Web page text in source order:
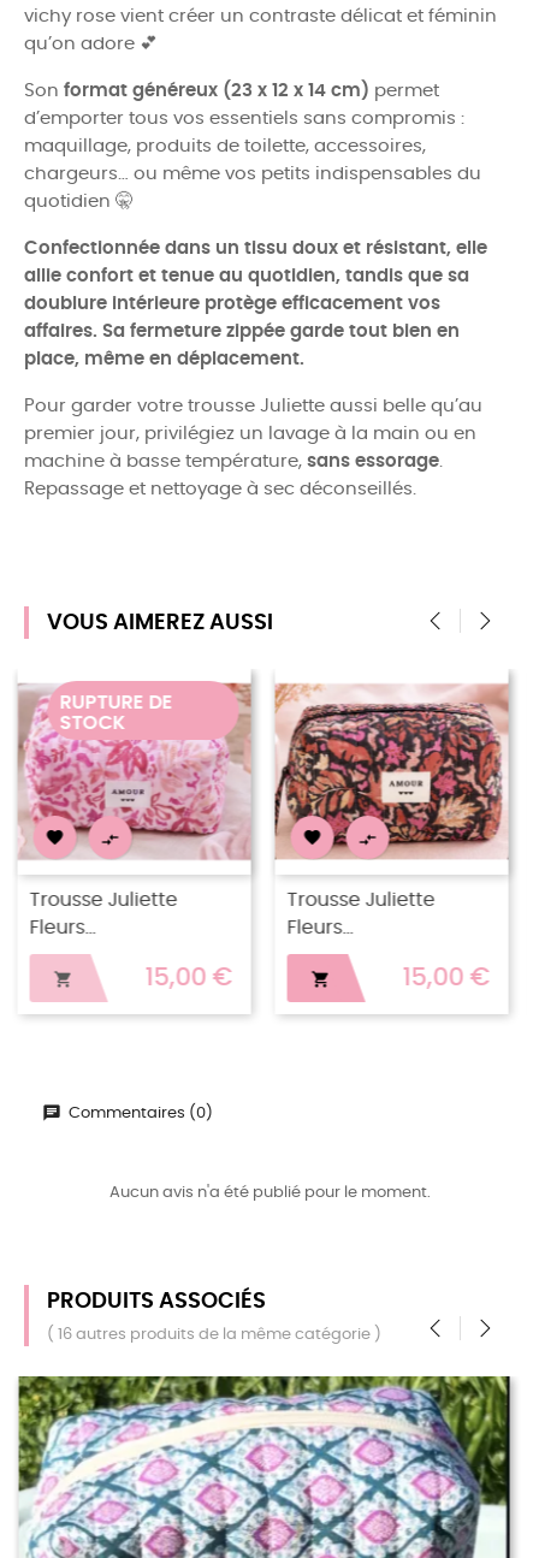
vichy rose vient créer un contraste délicat et féminin
qu’on adore 💕
Son format généreux (23 x 12 x 14 cm) permet
d’emporter tous vos essentiels sans compromis :
maquillage, produits de toilette, accessoires,
chargeurs… ou même vos petits indispensables du
quotidien 🤫
Confectionnée dans un tissu doux et résistant, elle
allie confort et tenue au quotidien, tandis que sa
doublure intérieure protège efficacement vos
affaires. Sa fermeture zippée garde tout bien en
place, même en déplacement.
Pour garder votre trousse Juliette aussi belle qu’au
premier jour, privilégiez un lavage à la main ou en
machine à basse température, sans essorage.
Repassage et nettoyage à sec déconseillés.
VOUS AIMEREZ AUSSI
 
Trousse Juliette
Fleurs...
 15,00 €
 
Trousse Juliette
Léopard...
 15,00 €
Commentaires (0)
Aucun avis n'a été publié pour le moment.
PRODUITS ASSOCIÉS
( 16 autres produits de la même catégorie )
‹ ›